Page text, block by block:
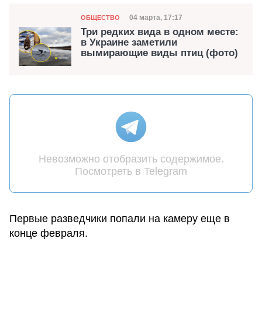
Категория
ОБЩЕСТВО Дата публикации
04 марта, 17:17
Три редких вида в одном месте:
в Украине заметили
вымирающие виды птиц (фото)
Невозможно отобразить содержимое.
Посмотреть в Telegram
Первые разведчики попали на камеру еще в
конце февраля.